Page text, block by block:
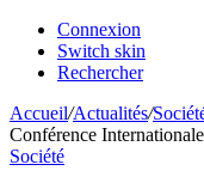
Connexion
Switch skin
Rechercher
Accueil/Actualités/
Conférence
Société